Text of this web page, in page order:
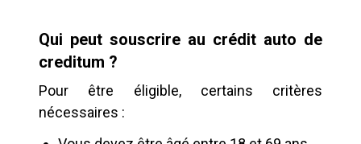
Qui peut souscrire au crédit auto de
creditum ?
Pour être éligible, certains critères
nécessaires :